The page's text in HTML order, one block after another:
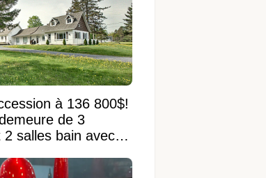
à 136 800$!
de 3
salles bain avec